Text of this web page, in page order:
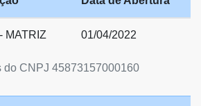
do CNPJ 45873157000160
MATRIZ 01/04/2022